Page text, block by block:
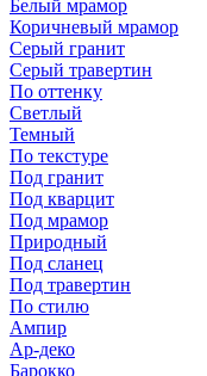
Белый мрамор
Коричневый мрамор
Серый гранит
Серый травертин
По оттенку
Светлый
Темный
По текстуре
Под гранит
Под кварцит
Под мрамор
Природный
Под сланец
Под травертин
По стилю
Ампир
Ар-деко
Барокко